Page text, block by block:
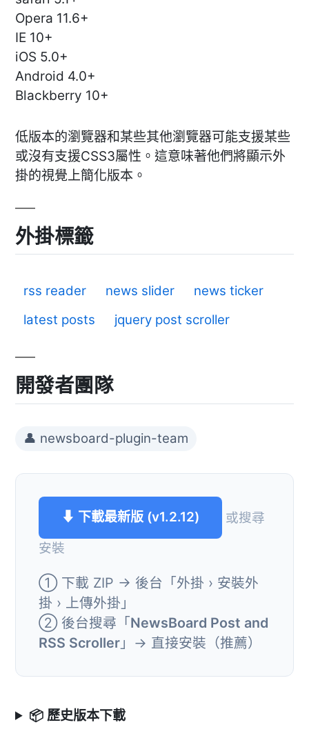
Opera 11.6+
IE 10+
iOS 5.0+
Android 4.0+
Blackberry 10+
低版本的瀏覽器和某些其他瀏覽器可能支援某些
或沒有支援CSS3屬性。這意味著他們將顯示外
掛的視覺上簡化版本。
外掛標籤
rss reader news slider
news ticker
latest posts
jquery post scroller
開發者團隊
👤 newsboard-plugin-team
⬇ 下載最新版 (v1.2.12)
或搜尋
安裝
① 下載 ZIP → 後台「外掛 › 安裝外
掛 › 上傳外掛」
② 後台搜尋「NewsBoard Post and
RSS Scroller 」→ 直接安裝（推薦）
📦 歷史版本下載